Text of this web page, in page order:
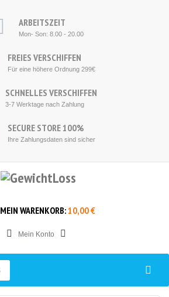
ARBEITSZEIT
Mon- Son: 8.00 - 20.00
FREIES VERSCHIFFEN
Für eine höhere Ordnung299€
SCHNELLES VERSCHIFFEN
3-7 Werktage nach Zahlung
SECURE STORE100%
Ihre Zahlungsdaten sind sicher
MEIN WARENKORB:10,00 €
Mein Konto